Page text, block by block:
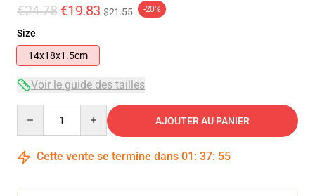
€24.78 €19.83 $21.55 -20%
Size
14x18x1.5cm
Voir le guide des tailles
AJOUTER AU PANIER
Cette vente se termine dans 01 : 37: 55